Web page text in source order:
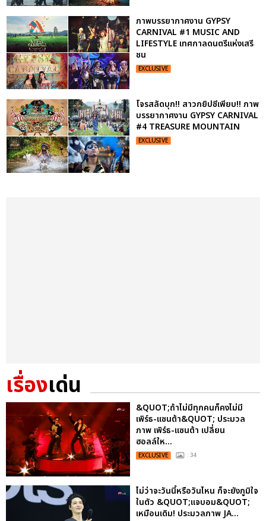
ภาพบรรยากาศงาน GYPSY
CARNIVAL #1 MUSIC AND
LIFESTYLE เทศกาลดนตรีแห่งเสรี
ชน
EXCLUSIVE
โจรสลัดบุก!! สาวกยิปซีเพียบ!! ภาพ
บรรยากาศงาน GYPSY CARNIVAL
#4 TREASURE MOUNTAIN
EXCLUSIVE
เรื่องเด่น
&QUOT;ถ้าไม่มีทุกคนก็คงไม่มี
เพิร์ธ-แซนต้า&QUOT; ประมวล
ภาพ เพิร์ธ-แซนต้า เปลี่ยน
ฮอลล์ให...
EXCLUSIVE : 34
ไม่ว่าจะวันนี้หรือวันไหน ก็จะยังภูมิใจ
ในตัว &QUOT;แจบอม&QUOT;
เหมือนเดิม! ประมวลภาพ JA...